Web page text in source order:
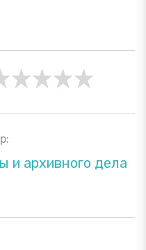
и архивного дела